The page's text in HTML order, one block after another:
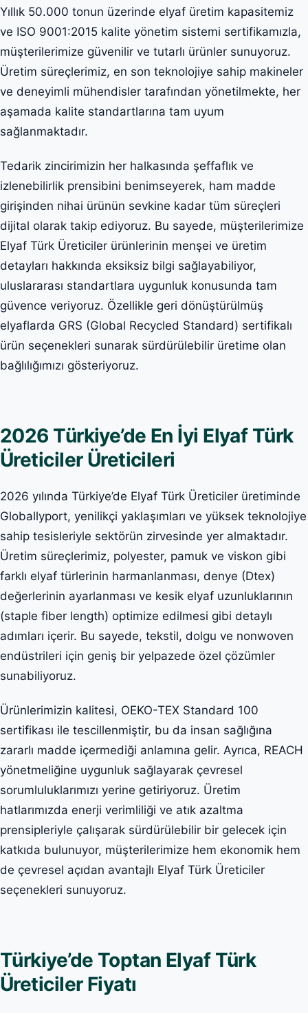
Yıllık 50.000 tonun üzerinde elyaf üretim kapasitemiz
ve ISO 9001:2015 kalite yönetim sistemi sertifikamızla,
müşterilerimize güvenilir ve tutarlı ürünler sunuyoruz.
Üretim süreçlerimiz, en son teknolojiye sahip makineler
ve deneyimli mühendisler tarafından yönetilmekte, her
aşamada kalite standartlarına tam uyum
sağlanmaktadır.
Tedarik zincirimizin her halkasında şeffaflık ve
izlenebilirlik prensibini benimseyerek, ham madde
girişinden nihai ürünün sevkine kadar tüm süreçleri
dijital olarak takip ediyoruz. Bu sayede, müşterilerimize
Elyaf Türk Üreticiler ürünlerinin menşei ve üretim
detayları hakkında eksiksiz bilgi sağlayabiliyor,
uluslararası standartlara uygunluk konusunda tam
güvence veriyoruz. Özellikle geri dönüştürülmüş
elyaflarda GRS (Global Recycled Standard) sertifikalı
ürün seçenekleri sunarak sürdürülebilir üretime olan
bağlılığımızı gösteriyoruz.
2026 Türkiye’de En İyi Elyaf Türk
Üreticiler Üreticileri
2026 yılında Türkiye’de Elyaf Türk Üreticiler üretiminde
Globallyport, yenilikçi yaklaşımları ve yüksek teknolojiye
sahip tesisleriyle sektörün zirvesinde yer almaktadır.
Üretim süreçlerimiz, polyester, pamuk ve viskon gibi
farklı elyaf türlerinin harmanlanması, denye (Dtex)
değerlerinin ayarlanması ve kesik elyaf uzunluklarının
(staple fiber length) optimize edilmesi gibi detaylı
adımları içerir. Bu sayede, tekstil, dolgu ve nonwoven
endüstrileri için geniş bir yelpazede özel çözümler
sunabiliyoruz.
Ürünlerimizin kalitesi, OEKO-TEX Standard 100
sertifikası ile tescillenmiştir, bu da insan sağlığına
zararlı madde içermediği anlamına gelir. Ayrıca, REACH
yönetmeliğine uygunluk sağlayarak çevresel
sorumluluklarımızı yerine getiriyoruz. Üretim
hatlarımızda enerji verimliliği ve atık azaltma
prensipleriyle çalışarak sürdürülebilir bir gelecek için
katkıda bulunuyor, müşterilerimize hem ekonomik hem
de çevresel açıdan avantajlı Elyaf Türk Üreticiler
seçenekleri sunuyoruz.
Türkiye’de Toptan Elyaf Türk
Üreticiler Fiyatı